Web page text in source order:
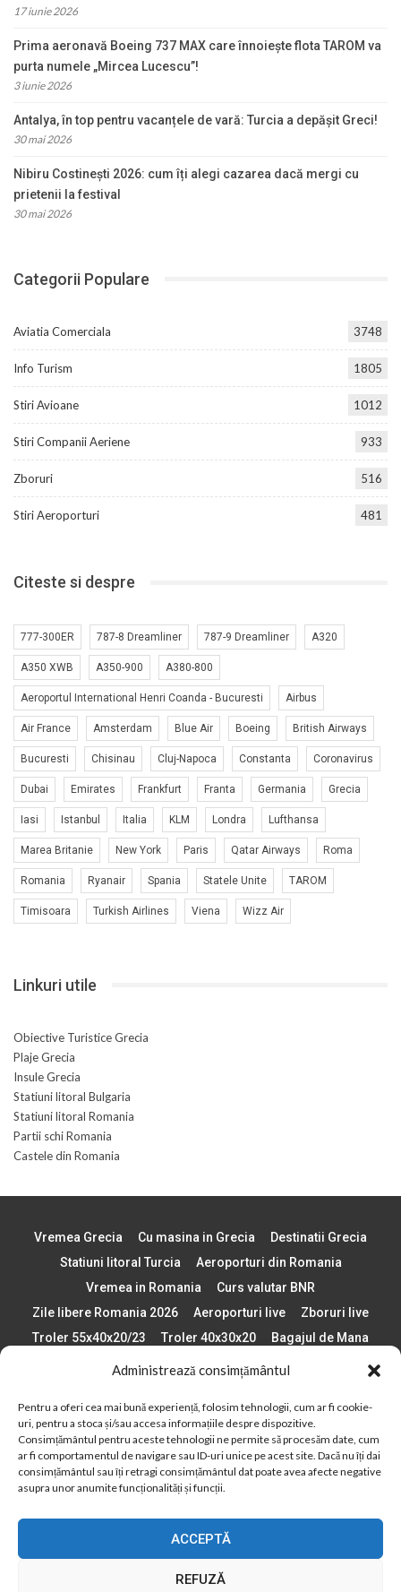
Administrează consimțământul
Pentru a oferi cea mai bună experiență, folosim tehnologii, cum ar fi cookie-
uri, pentru a stoca și/sau accesa informațiile despre dispozitive.
Consimțământul pentru aceste tehnologii ne permite să procesăm date, cum
ar fi comportamentul de navigare sau ID-uri unice pe acest site. Dacă nu îți dai
consimțământul sau îți retragi consimțământul dat poate avea afecte negative
asupra unor anumite funcționalități și funcții.
ACCEPTĂ
REFUZĂ
17 iunie 2026
Prima aeronavă Boeing 737 MAX care înnoiește flota TAROM va
purta numele „Mircea Lucescu”!
3 iunie 2026
Antalya, în top pentru vacanțele de vară: Turcia a depășit Greci!
30 mai 2026
Nibiru Costinești 2026: cum îți alegi cazarea dacă mergi cu
prietenii la festival
30 mai 2026
Categorii Populare
Aviatia Comerciala 3748
Info Turism 1805
Stiri Avioane 1012
Stiri Companii Aeriene 933
Zboruri 516
Stiri Aeroporturi 481
Citeste si despre
777-300ER 787-8 Dreamliner 787-9 Dreamliner A320
A350 XWB A350-900 A380-800
Aeroportul International Henri Coanda - Bucuresti Airbus
Air France Amsterdam Blue Air Boeing British Airways
Bucuresti Chisinau Cluj-Napoca Constanta Coronavirus
Dubai Emirates Frankfurt Franta Germania Grecia
Iasi Istanbul Italia KLM Londra Lufthansa
Marea Britanie New York Paris Qatar Airways Roma
Romania Ryanair Spania Statele Unite TAROM
Timisoara Turkish Airlines Viena Wizz Air
Linkuri utile
Obiective Turistice Grecia
Plaje Grecia
Insule Grecia
Statiuni litoral Bulgaria
Statiuni litoral Romania
Partii schi Romania
Castele din Romania
Vremea Grecia Cu masina in Grecia
Destinatii Grecia
Statiuni litoral Turcia
Aeroporturi din Romania
Vremea in Romania
Curs valutar BNR
Zile libere Romania 2026
Aeroporturi live
Zboruri live
Troler 55x40x20/23
Troler 40x30x20
Bagajul de Mana
Paste 2026
Cele mai bune telefoane
Plaje din Europa
Concerte Romania 2025
Asigurare de calatorie
Când se schimba ora în 2026
Calendar Formula 1 sezon 2026
Boarding Pass
Despre AirlinesTravel.ro
Politică cookie-uri (UE)
Cookie Policy (AU)
Politică cookie-uri (ZA)
Politică cookie-uri (Canada)
Politică cookie-uri (BR)